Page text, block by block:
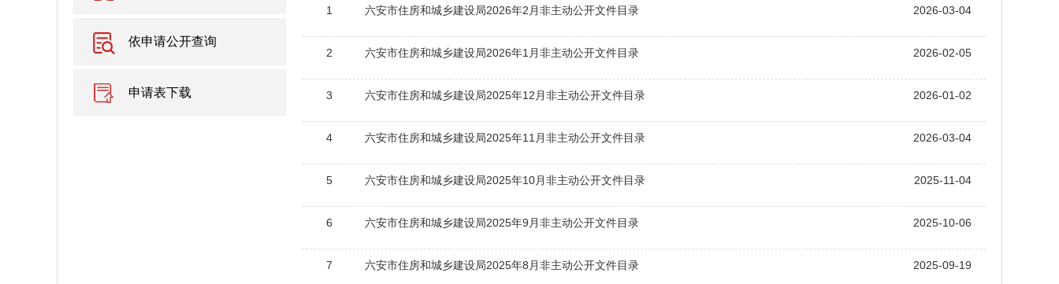
依申请公开查询
申请表下载
1 六安市住房和城乡建设局2026年2月非主动公开文件目录 2026-03-04
2 六安市住房和城乡建设局2026年1月非主动公开文件目录 2026-02-05
3 六安市住房和城乡建设局2025年12月非主动公开文件目录 2026-01-02
4 六安市住房和城乡建设局2025年11月非主动公开文件目录 2026-03-04
5 六安市住房和城乡建设局2025年10月非主动公开文件目录 2025-11-04
6 六安市住房和城乡建设局2025年9月非主动公开文件目录 2025-10-06
7 六安市住房和城乡建设局2025年8月非主动公开文件目录 2025-09-19